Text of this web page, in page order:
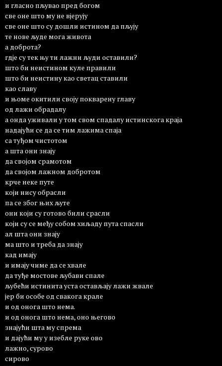
и гласно пљувао пред богом
све оне што му не вјерују
све оне што су дошли истином да пљују
те нове људе мога живота
а доброта?
гдје су тек њу ти лажни људи оставили?
што би неистином куле правили
што би неистину као светац ставили
као славу
и њоме окитили своју покварену главу
од лажи обрадалу
а онда уживали у том свом спадалу истинскога краја
надајући се да се тим лажима спаја
са туђом чистотом
а шта они знају
да својом срамотом
да својом лажном добротом
крче неке путе
који нису обрасли
па се због њих љуте
они који су готово били срасли
који су се међу собом хиљаду пута спасли
ал шта они знају
ма што и треба да знају
кад имају
и имају чиме да се хвале
да туђе мостове љубави спале
љубећи истинита уста остављају лажи жвале
јер би особе од свакога крале
и од онога што нема.
и од онога што нема, оно његово
знајући шта му спрема
и дајући му у изебле руке ово
лажно, сурово
сирово